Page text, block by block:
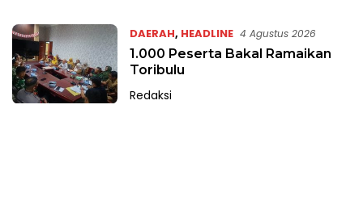
DAERAH, HEADLINE 4 Agustus 2026
1.000 Peserta Bakal Ramaikan
Toribulu
Redaksi